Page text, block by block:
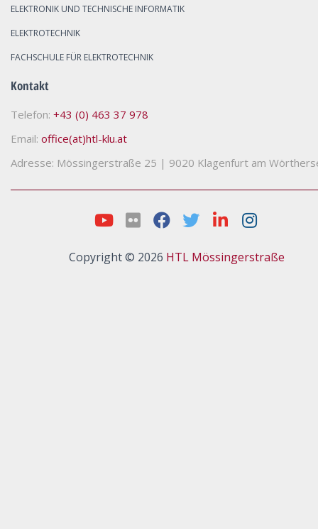
ELEKTRONIK UND TECHNISCHE INFORMATIK
ELEKTROTECHNIK
FACHSCHULE FÜR ELEKTROTECHNIK
Kontakt
Telefon: +43 (0) 463 37 978
Email: office(at)htl-klu.at
Adresse: Mössingerstraße 25 | 9020 Klagenfurt am
Copyright © 2026 HTL Mössingerstraße